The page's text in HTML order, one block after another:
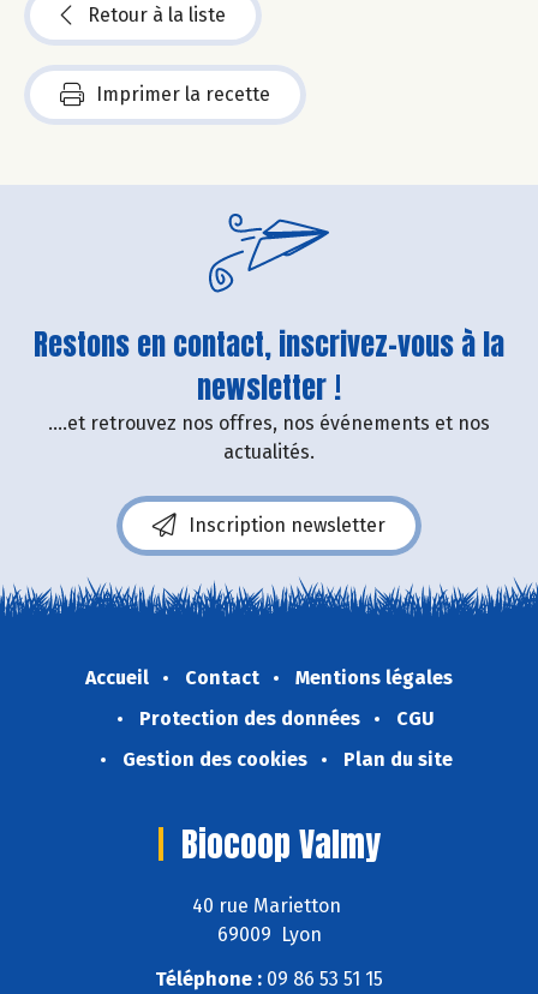
Retour à la liste
Imprimer la recette
Restons en contact, inscrivez-vous à la
newsletter !
....et retrouvez nos offres, nos événements et nos
actualités.
Inscription newsletter
Accueil Contact
Mentions légales
Protection des données
CGU
Gestion des cookies
Plan du site
Biocoop Valmy
40 rue Marietton
69009 Lyon
Téléphone : 09 86 53 51 15